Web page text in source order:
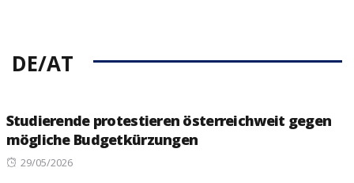
DE/AT
Studierende protestieren österreichweit gegen
mögliche Budgetkürzungen
Posted
29/05/2026